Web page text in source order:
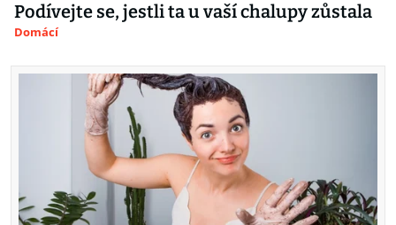
Podívejte se, jestli ta u vaší chalupy zůstala
Domácí